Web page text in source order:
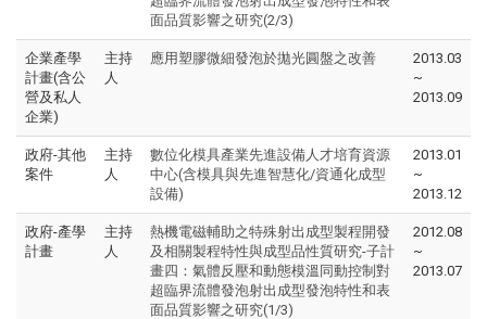
面品質影響之研究(2/3)
企業產學
計畫(含公
營及私人
企業)
主持
人
應用塑膠微細發泡於拋光圓盤之改善
2013.03
~
2013.09
政府-其他
案件
主持
人
數位化模具產業先進設備人才培育資源
中心(含模具與先進智慧化/資通化成型
設備)
2013.01
~
2013.12
政府-產學
計畫
主持
人
熱機電磁輔助之特殊射出成型製程開發
及相關製程特性與成型品性質研究-子計
畫四：氣體反壓和動態模溫同動控制對
超臨界流體發泡射出成型發泡特性和表
面品質影響之研究(1/3)
2012.08
~
2013.07